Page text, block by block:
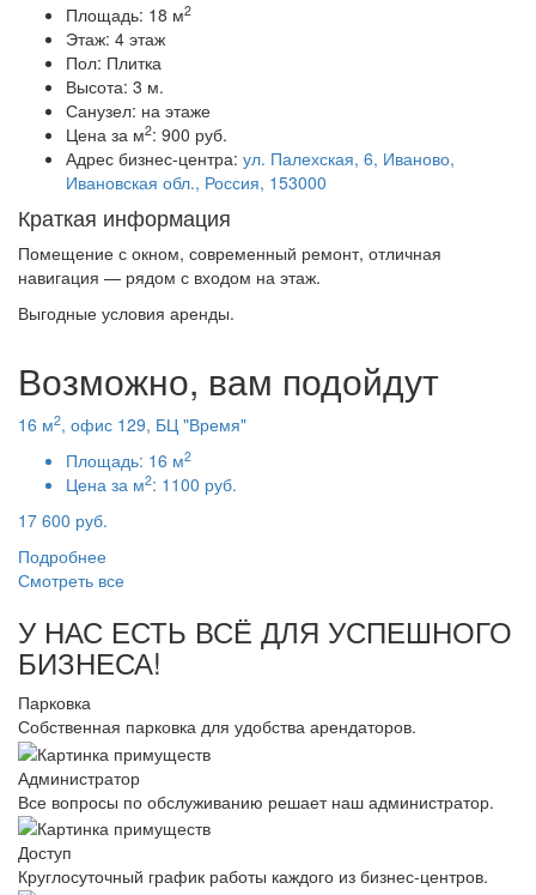
Площадь: 18 м2
Этаж: 4 этаж
Пол: Плитка
Высота: 3 м.
Санузел: на этаже
Цена за м2: 900 руб.
Адрес бизнес-центра: ул. Палехская, 6, Иваново,
Ивановская обл., Россия, 153000
Краткая информация
Помещение с окном, современный ремонт, отличная
навигация — рядом с входом на этаж.
Выгодные условия аренды.
Возможно, вам подойдут
16 м2, офис 129, БЦ "Время"
Площадь: 16 м2
Цена за м2: 1100 руб.
17 600 руб.
Подробнее
Смотреть все
У НАС ЕСТЬ ВСЁ ДЛЯ УСПЕШНОГО
БИЗНЕСА!
Парковка
Собственная парковка для удобства арендаторов.
Администратор
Все вопросы по обслуживанию решает наш администратор.
Доступ
Круглосуточный график работы каждого из бизнес-центров.